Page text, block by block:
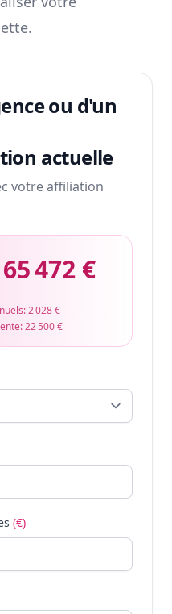
ou d'un
actuelle
votre affiliation
65 472 €
2 028 €
22 500 €
(€)